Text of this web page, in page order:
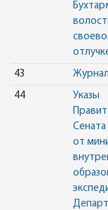
43
44
Указы
от